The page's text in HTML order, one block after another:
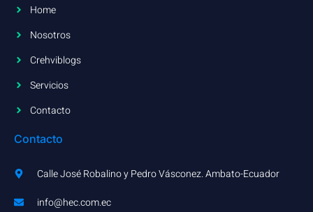
Home
Nosotros
Crehviblogs
Servicios
Contacto
Contacto
Calle José Robalino y Pedro Vásconez. Ambato-Ecuador
info@hec.com.ec